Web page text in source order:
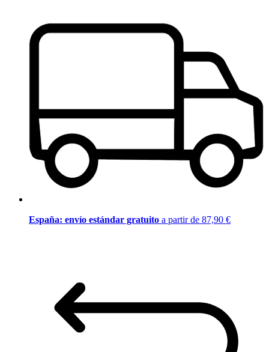
España: envío estándar gratuito a partir de 87,90 €